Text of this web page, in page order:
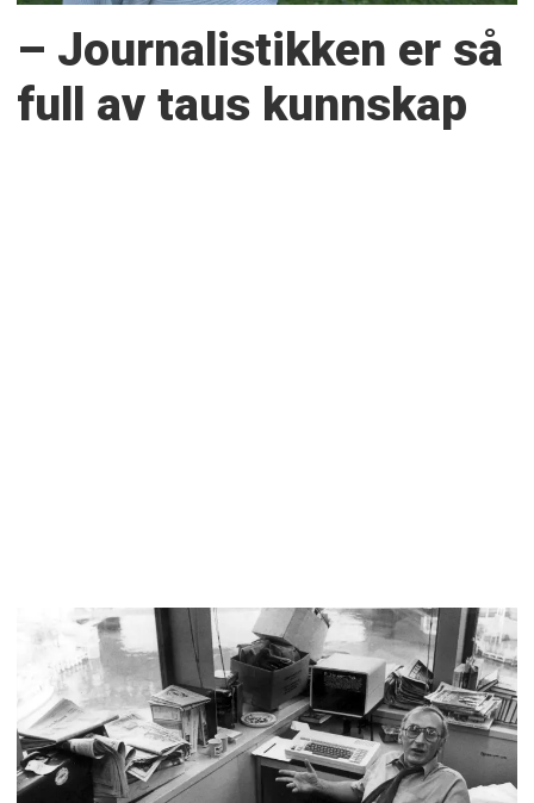
– Journalistikken er så
full av taus kunnskap